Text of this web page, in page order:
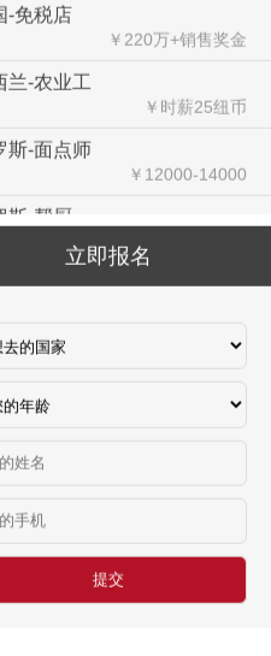
斯-混凝土工
￥500元/天
斯-钢筋工
￥500元/天
斯-食堂厨师
￥8000-9000
食品厂
立即报名